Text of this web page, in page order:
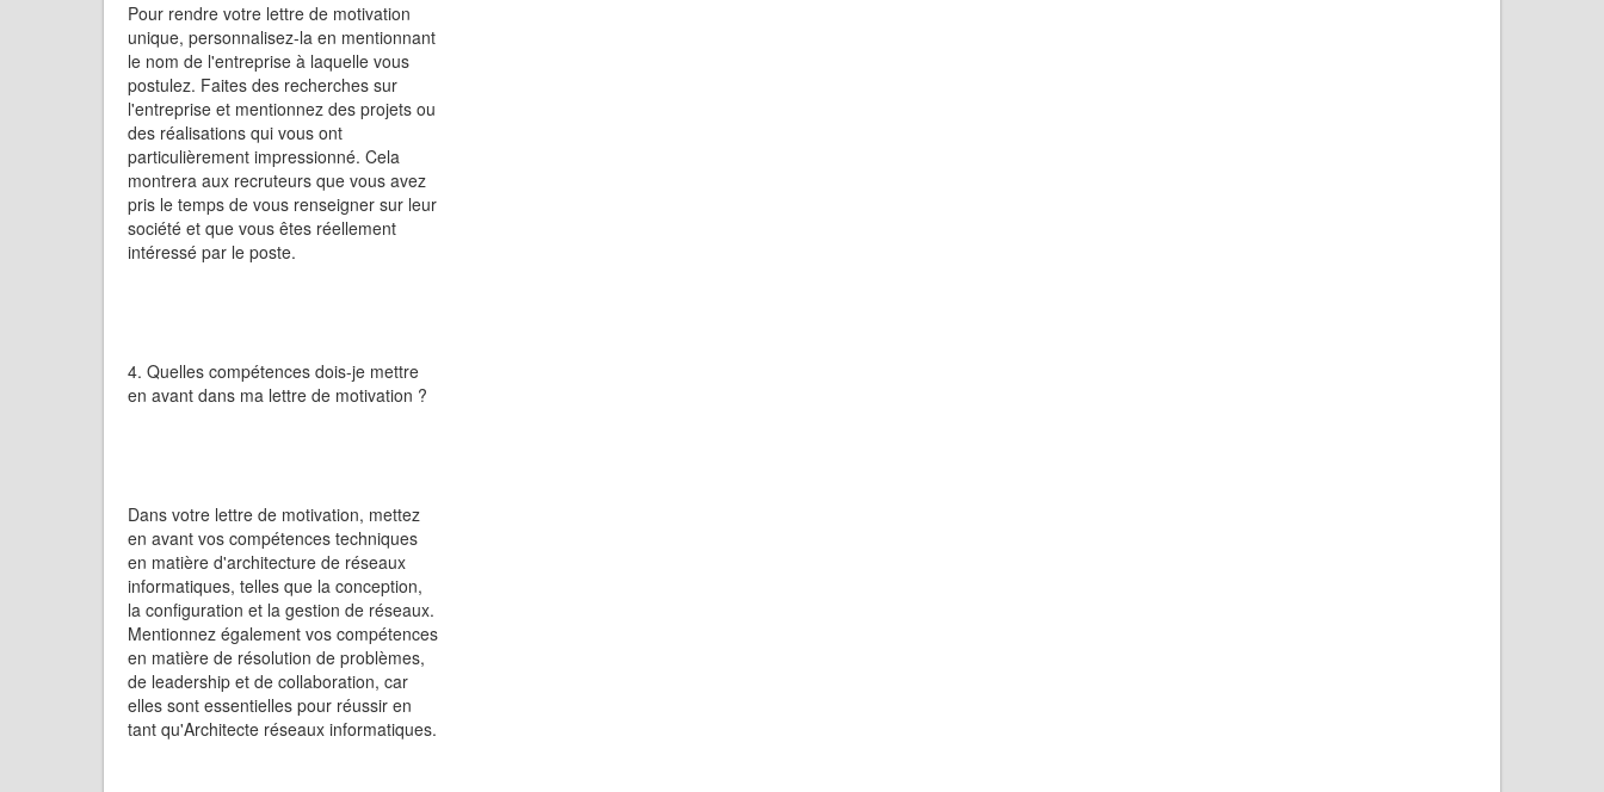
Pour rendre votre lettre de motivation
unique, personnalisez-la en mentionnant
le nom de l'entreprise à laquelle vous
postulez. Faites des recherches sur
l'entreprise et mentionnez des projets ou
des réalisations qui vous ont
particulièrement impressionné. Cela
montrera aux recruteurs que vous avez
pris le temps de vous renseigner sur leur
société et que vous êtes réellement
intéressé par le poste.
4. Quelles compétences dois-je mettre
en avant dans ma lettre de motivation ?
Dans votre lettre de motivation, mettez
en avant vos compétences techniques
en matière d'architecture de réseaux
informatiques, telles que la conception,
la configuration et la gestion de réseaux.
Mentionnez également vos compétences
en matière de résolution de problèmes,
de leadership et de collaboration, car
elles sont essentielles pour réussir en
tant qu'Architecte réseaux informatiques.